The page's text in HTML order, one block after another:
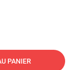
PANIER